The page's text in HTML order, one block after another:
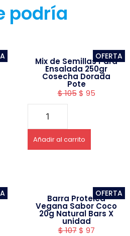
podría
OFERTA
Mix de Semillas Para
Ensalada 250gr
Cosecha Dorada
Pote
$105 $ 95
Añadir al carrito
OFERTA
Barra Proteica
Vegana Sabor Coco
20g Natural Bars X
unidad
$107 $ 97